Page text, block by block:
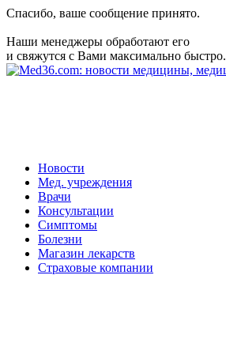
Спасибо, ваше сообщение принято.
Наши менеджеры обработают его
и свяжутся с Вами максимально быстро.
Новости
Мед. учреждения
Врачи
Консультации
Симптомы
Болезни
Магазин лекарств
Страховые компании